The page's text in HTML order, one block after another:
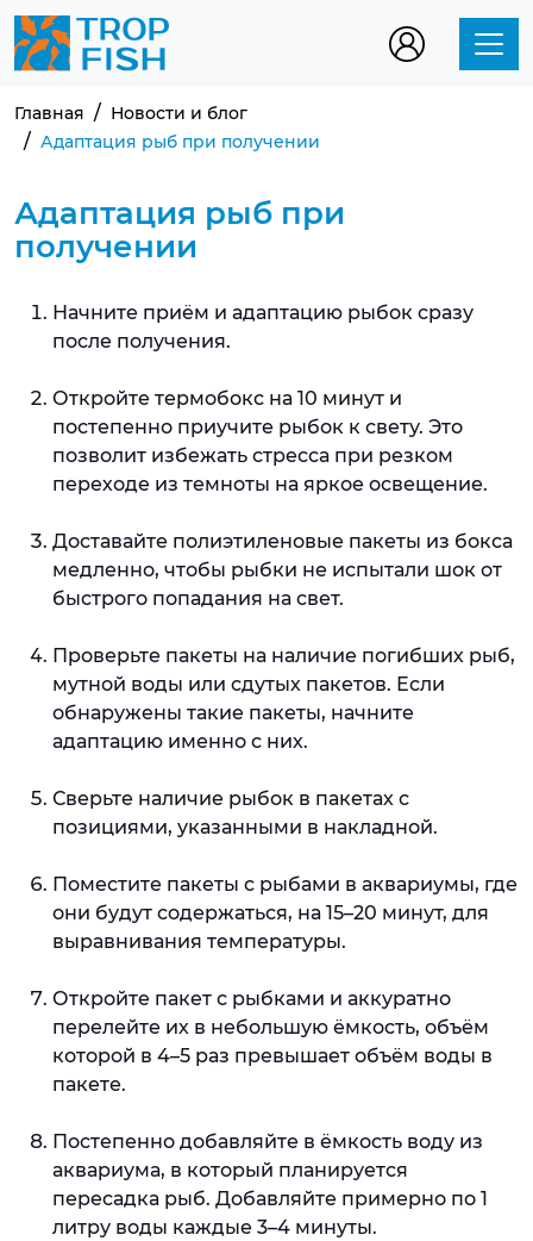
Главная
Новости и блог
Адаптация рыб при получении
Адаптация рыб при
получении
Начните приём и адаптацию рыбок сразу
после получения.
Откройте термобокс на 10 минут и
постепенно приучите рыбок к свету. Это
позволит избежать стресса при резком
переходе из темноты на яркое освещение.
Доставайте полиэтиленовые пакеты из бокса
медленно, чтобы рыбки не испытали шок от
быстрого попадания на свет.
Проверьте пакеты на наличие погибших рыб,
мутной воды или сдутых пакетов. Если
обнаружены такие пакеты, начните
адаптацию именно с них.
Сверьте наличие рыбок в пакетах с
позициями, указанными в накладной.
Поместите пакеты с рыбами в аквариумы, где
они будут содержаться, на 15–20 минут, для
выравнивания температуры.
Откройте пакет с рыбками и аккуратно
перелейте их в небольшую ёмкость, объём
которой в 4–5 раз превышает объём воды в
пакете.
Постепенно добавляйте в ёмкость воду из
аквариума, в который планируется
пересадка рыб. Добавляйте примерно по 1
литру воды каждые 3–4 минуты.